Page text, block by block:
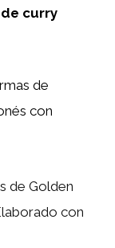
curry
de
con
de Golden
con